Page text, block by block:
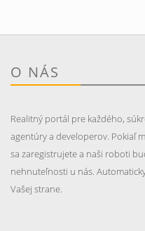
O NÁS
Realitný portál pre každého,
agentúry a developerov. Pokiaľ
sa zaregistrujete a naši roboti
nehnuteľnosti u nás.
Vašej strane.